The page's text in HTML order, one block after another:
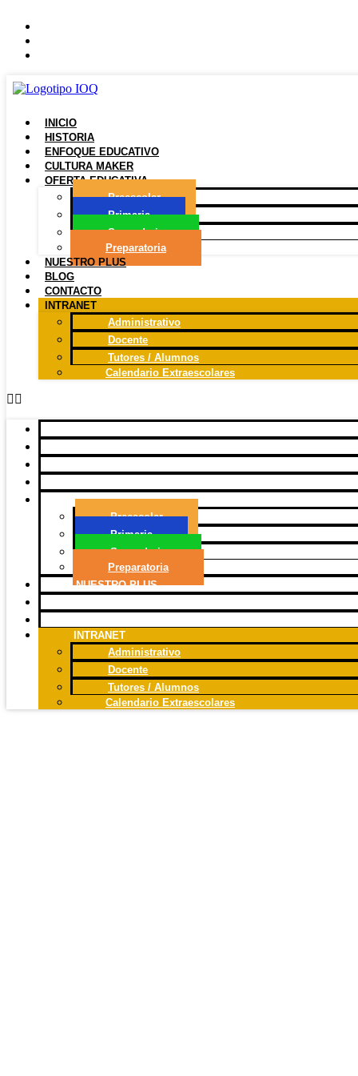
contenido
INICIO
HISTORIA
ENFOQUE EDUCATIVO
CULTURA MAKER
OFERTAEDUCATIVA
Preescolar
Primaria
Secundaria
Preparatoria
NUESTRO PLUS
BLOG
CONTACTO
INTRANET
Administrativo
Docente
Tutores / Alumnos
Calendario Extraescolares
OFERTAEDUCATIVA
Preescolar
Primaria
Secundaria
Preparatoria
NUESTROPLUS
INTRANET
Administrativo
Docente
Tutores / Alumnos
Calendario Extraescolares